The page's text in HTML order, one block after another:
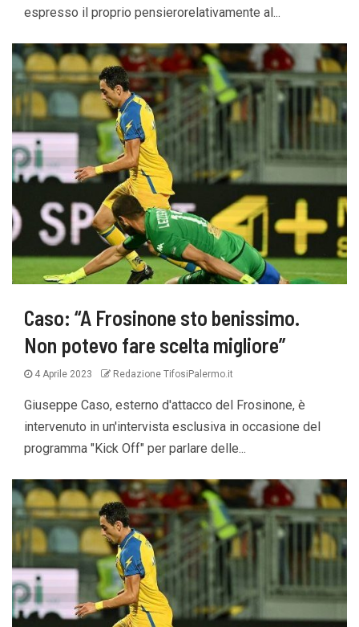
espresso il proprio pensierorelativamente al...
Caso: “A Frosinone sto benissimo.
Non potevo fare scelta migliore”
4 Aprile 2023 Redazione TifosiPalermo.it
Giuseppe Caso, esterno d'attacco del Frosinone, è
intervenuto in un'intervista esclusiva in occasione del
programma "Kick Off" per parlare delle...